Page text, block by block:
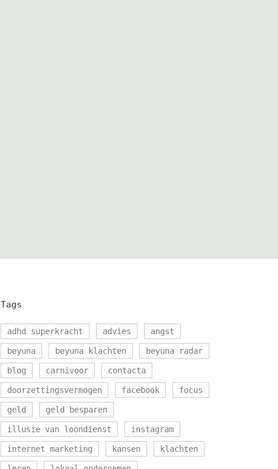
Tags
adhd superkracht advies angst
beyuna beyuna klachten beyuna radar
blog carnivoor contacta
doorzettingsvermogen facebook focus
geld geld besparen
illusie van loondienst instagram
internet marketing kansen klachten